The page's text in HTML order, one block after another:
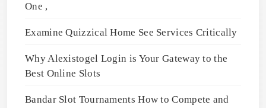
One ,
Examine Quizzical Home See Services Critically
Why Alexistogel Login is Your Gateway to the
Best Online Slots
Bandar Slot Tournaments How to Compete and